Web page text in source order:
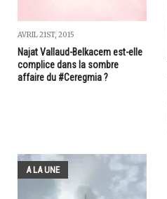
AVRIL 21ST, 2015
Najat Vallaud-Belkacem est-elle
complice dans la sombre
affaire du #Ceregmia ?
A LA UNE